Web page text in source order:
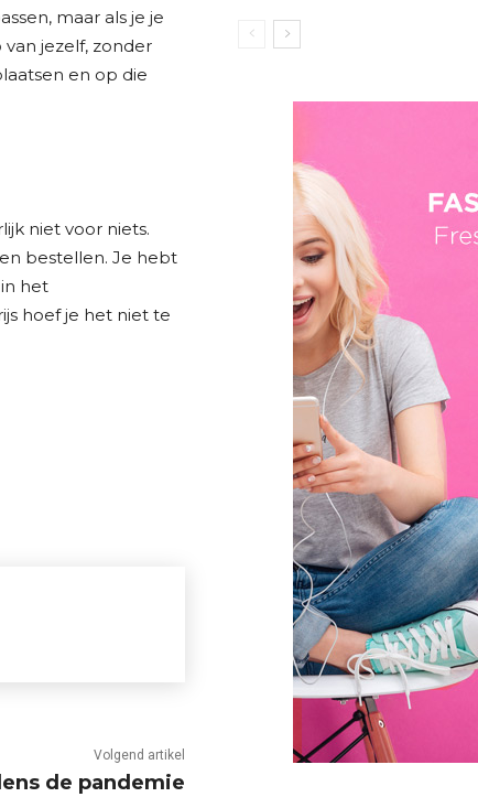
maar als je je
jezelf, zonder
en op die
niet voor niets.
bestellen. Je hebt
het
hoef je het niet te
Volgend artikel
de pandemie